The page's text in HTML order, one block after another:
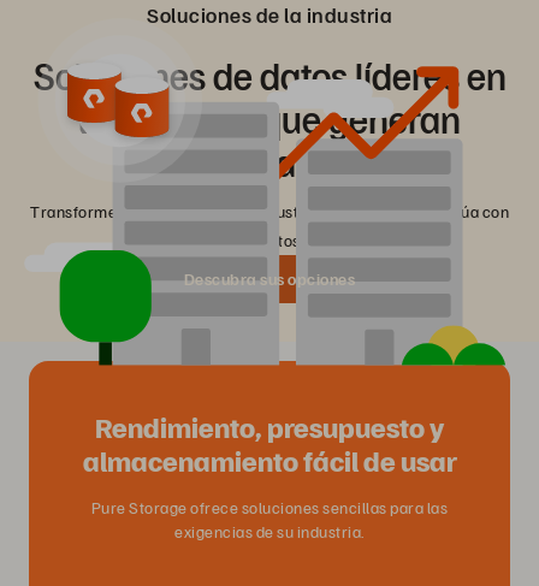
Soluciones de la industria
Soluciones de datos líderes en
la Industria que generan
resultados
Transforme la forma en que su industria consume e interactúa con
los datos.
Descubra sus opciones
Rendimiento, presupuesto y
almacenamiento fácil de usar
Pure Storage ofrece soluciones sencillas para las
exigencias de su industria.